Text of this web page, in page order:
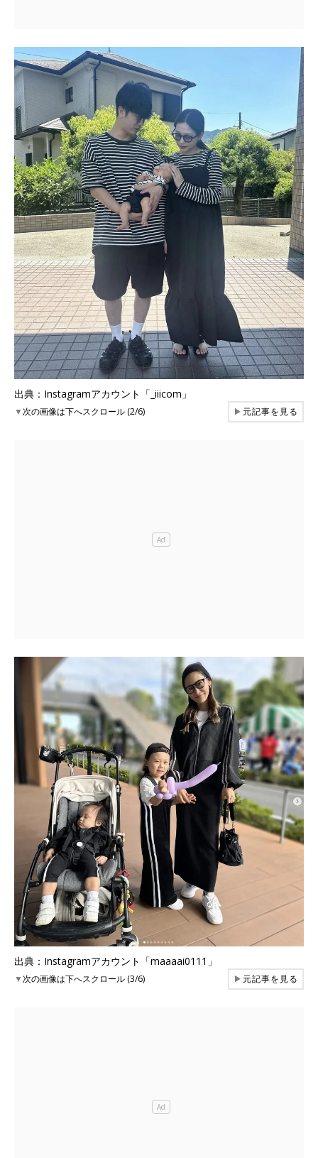
出典：Instagramアカウント「_iiicom」
▼次の画像は下へスクロール (2/6) ▶元記事を見る
出典：Instagramアカウント「maaaai0111」
▼次の画像は下へスクロール (3/6) ▶元記事を見る